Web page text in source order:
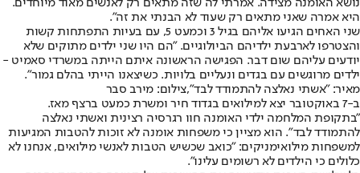
נושא האומנה מצידה. אמרתי לה שזה מתאים רק לאנשים מאוד מיוחדים.
היא אמרה שאני מתאים רק שעוד לא הבנתי את זה".
שני האחים הגיעו אליהם בגיל 3 וכמעט 5, עם בעיות התפתחות קשות
והצטרפו לארבעת ילדיהם הביולוגיים. "הם היו שני ילדים מתוקים שלא
יודעים עליהם שום דבר. הפגישה הראשונה איתם הייתה במשרדי סאמיט -
ילדים מרוגשים עם בגדים ונעליים בלויות. כשיצאנו הייתי בהלם גמור".
מאיר: "אשתי נאלצה להתמודד לבד",צילום: מירב סבר
ב-7 באוקטובר יצא למילואים בגדוד חיר ומשרת כמעט ברצף מאז.
"בתקופת המלחמה ילדי האומנה חוו רגרסיה רצינית ואשתי נאלצה
להתמודד לבד". הוא מציין כי משפחות אומנה לא זוכות להטבות המגיעות
למשפחות מילואימניקים: "כואב שכשיש הטבות לאנשי מילואים, אנחנו לא
כלולים כי הילדים לא רשומים עלינו".